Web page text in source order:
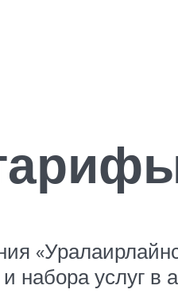
набора услуг в